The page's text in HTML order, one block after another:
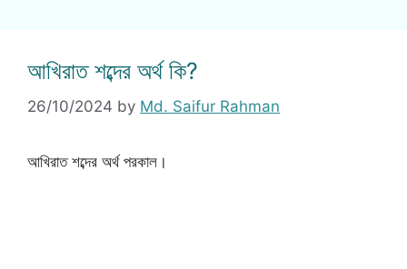
আখিরাত শব্দের অর্থ কি?
26/10/2024 by Md. Saifur Rahman
আখিরাত শব্দের অর্থ পরকাল।